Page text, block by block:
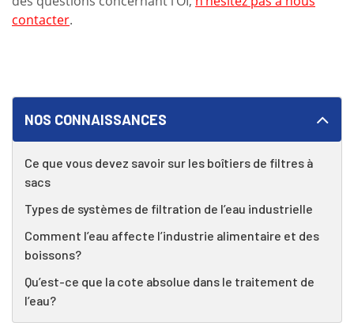
contacter.
NOS CONNAISSANCES
Ce que vous devez savoir sur les boîtiers de filtres à
sacs
Types de systèmes de filtration de l’eau industrielle
Comment l’eau affecte l’industrie alimentaire et des
boissons?
Qu’est-ce que la cote absolue dans le traitement de
l’eau?